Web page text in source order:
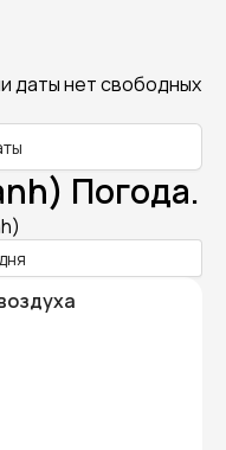
даты нет свободных
Погода.